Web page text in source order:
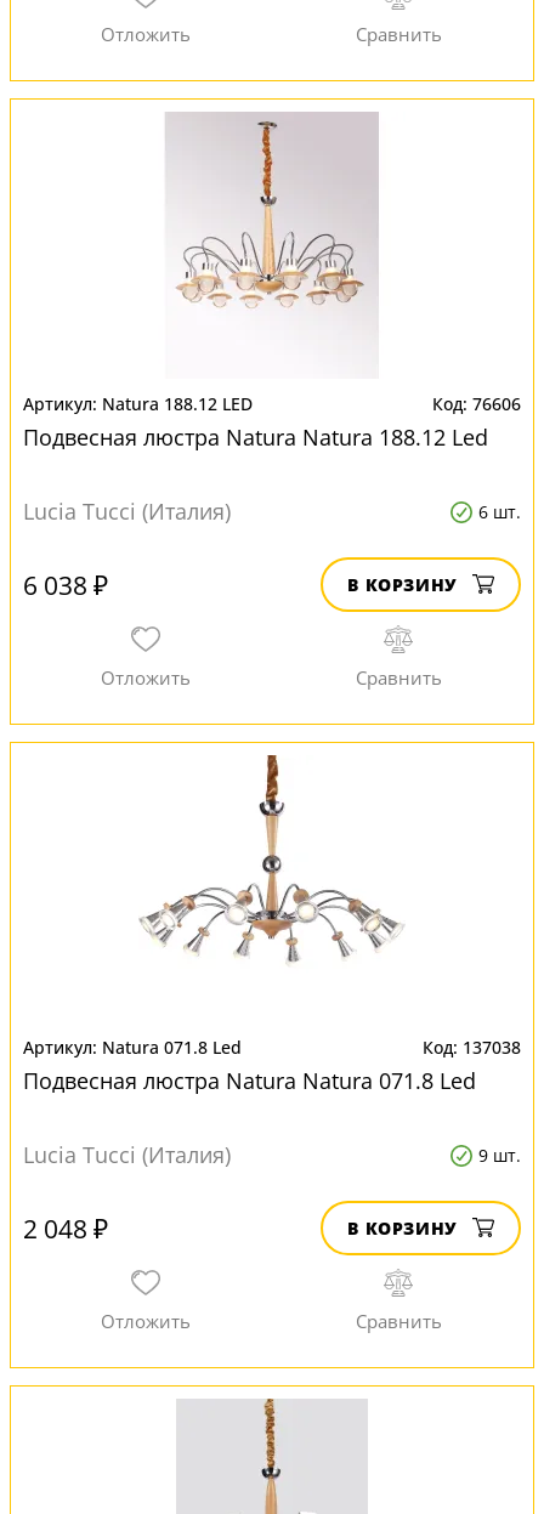
Natura 188.12 LED 76606
Подвесная люстра Natura Natura 188.12 Led
Lucia Tucci (Италия) 6 шт.
6 038 ₽ В КОРЗИНУ
Natura 071.8 Led 137038
Подвесная люстра Natura Natura 071.8 Led
Lucia Tucci (Италия) 9 шт.
2 048 ₽ В КОРЗИНУ